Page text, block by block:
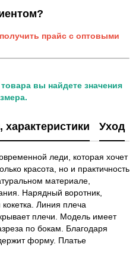
прайс с оптовыми
вы найдете значения
Уход
леди, которая хочет
красота, но и практичность
материале,
Нарядный воротник,
Линия плеча
плечи. Модель имеет
по бокам. Благодаря
форму. Платье